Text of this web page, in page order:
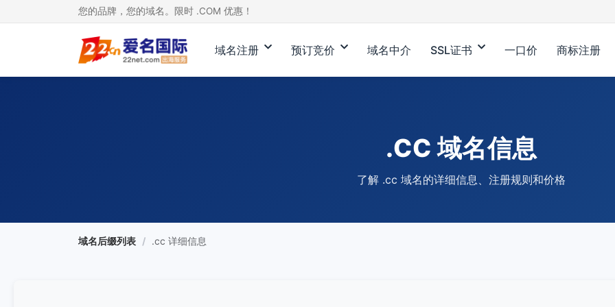
您的品牌，您的域名。限时 .COM 优惠！
域名注册 预订竞价 域名中介 SSL证书 一口价 商标注册
.CC 域名信息
了解 .cc 域名的详细信息、注册规则和价格
域名后缀列表 / .cc 详细信息